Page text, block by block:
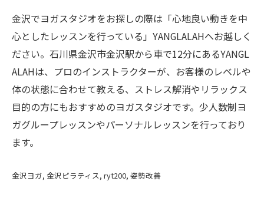
金沢でヨガスタジオをお探しの際は「心地良い動きを中
心としたレッスンを行っている」YANGLALAHへお越しく
ださい。石川県金沢市金沢駅から車で12分にあるYANGL
ALAHは、プロのインストラクターが、お客様のレベルや
体の状態に合わせて教える、ストレス解消やリラックス
目的の方にもおすすめのヨガスタジオです。少人数制ヨ
ガグループレッスンやパーソナルレッスンを行っており
ます。
金沢ヨガ 金沢ピラティス ryt200 姿勢改善